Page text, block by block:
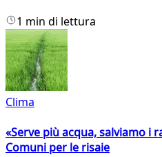
1 min di lettura
Clima
«Serve più acqua, salviamo i
Comuni per le risaie